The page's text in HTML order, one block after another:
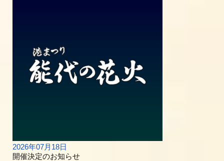
2026年07月18日
開催決定のお知らせ